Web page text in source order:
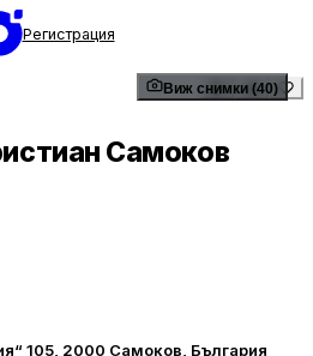
Регистрация
Виж снимки (40)
Самоков
105, 2000 Самоков, България